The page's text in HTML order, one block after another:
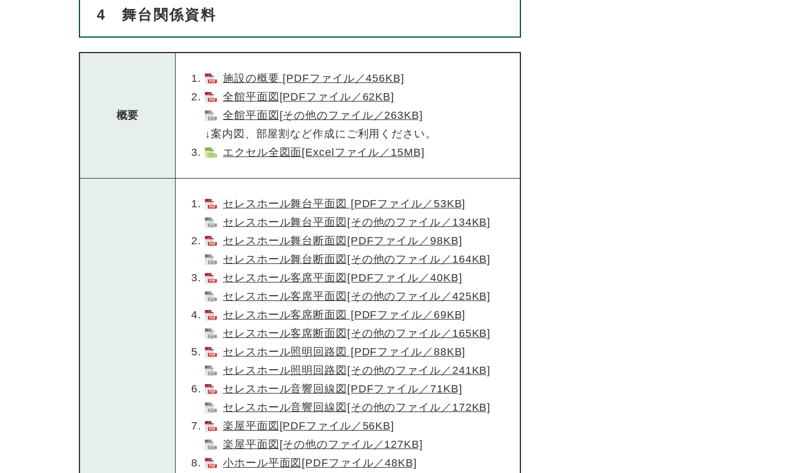
4 舞台関係資料
概要
施設の概要 [PDFファイル／456KB]
全館平面図[PDFファイル／62KB]
全館平面図[その他のファイル／263KB]
↓案内図、部屋割など作成にご利用ください。
エクセル全図面[Excelファイル／15MB]
セレスホール舞台平面図 [PDFファイル／53KB]
セレスホール舞台平面図[その他のファイル／134KB]
セレスホール舞台断面図[PDFファイル／98KB]
セレスホール舞台断面図[その他のファイル／164KB]
セレスホール客席平面図[PDFファイル／40KB]
セレスホール客席平面図[その他のファイル／425KB]
セレスホール客席断面図 [PDFファイル／69KB]
セレスホール客席断面図[その他のファイル／165KB]
セレスホール照明回路図 [PDFファイル／88KB]
セレスホール照明回路図[その他のファイル／241KB]
セレスホール音響回線図[PDFファイル／71KB]
セレスホール音響回線図[その他のファイル／172KB]
楽屋平面図[PDFファイル／56KB]
楽屋平面図[その他のファイル／127KB]
小ホール平面図[PDFファイル／48KB]